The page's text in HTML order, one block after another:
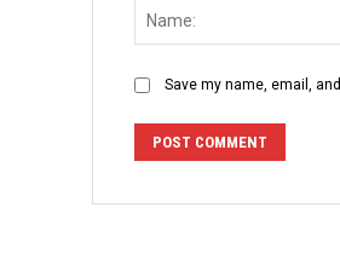
Save my name, email,